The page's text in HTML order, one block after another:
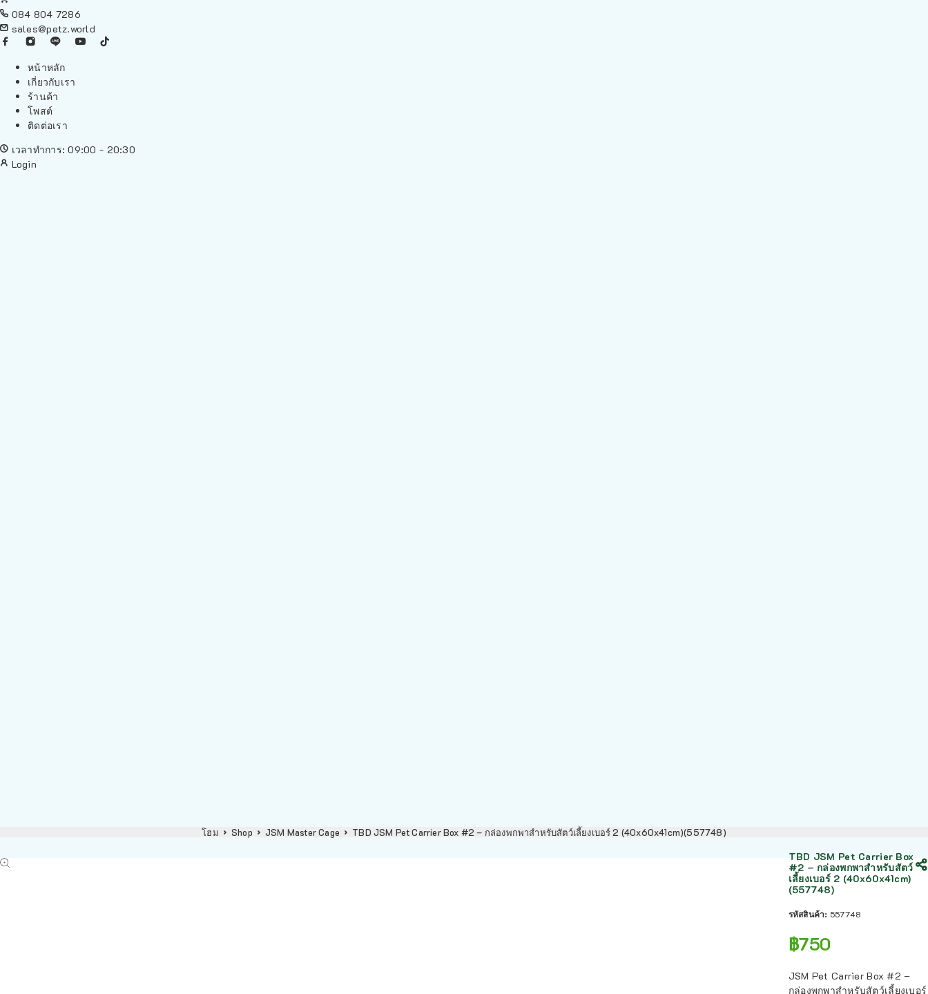
084 804 7286
sales@petz.world
หน้าหลัก
เกี่ยวกับเรา
ร้านค้า
โพสต์
ติดต่อเรา
เวลาทำการ: 09:00 - 20:30
Login
โฮม Shop JSM Master Cage TBD JSM Pet Carrier Box #2 – กล่องพกพาสำหรับสัตว์เลี้ยงเบอร์ 2 (40x60x41cm)(557748)
TBD JSM Pet Carrier Box
#2 – กล่องพกพาสำหรับสัตว์
เลี้ยงเบอร์ 2 (40x60x41cm)
(557748)
รหัสสินค้า: 557748
฿750
JSM Pet Carrier Box #2 –
กล่องพกพาสำหรับสัตว์เลี้ยงเบอร์